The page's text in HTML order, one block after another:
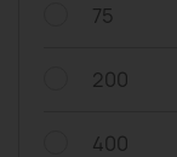
75
200
400